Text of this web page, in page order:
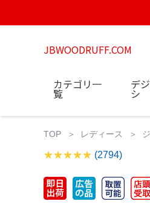
JBWOODRUFF.COM
カテゴリ一
覧
デ
シ
TOP レディース
(2794)